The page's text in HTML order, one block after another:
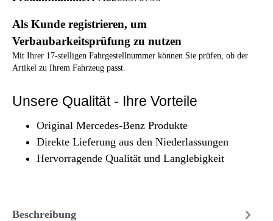
Als Kunde registrieren, um
Verbaubarkeitsprüfung zu nutzen
Mit Ihrer 17-stelligen Fahrgestellnummer können Sie prüfen, ob der
Artikel zu Ihrem Fahrzeug passt.
Unsere Qualität - Ihre Vorteile
Original Mercedes-Benz Produkte
Direkte Lieferung aus den Niederlassungen
Hervorragende Qualität und Langlebigkeit
Beschreibung